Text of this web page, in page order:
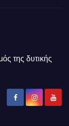
της δυτικής